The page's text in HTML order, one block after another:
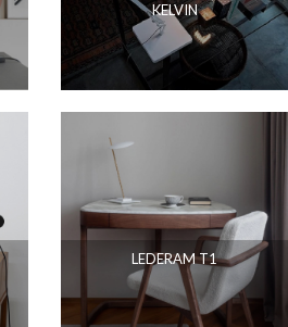
KELVIN
LEDERAM T1